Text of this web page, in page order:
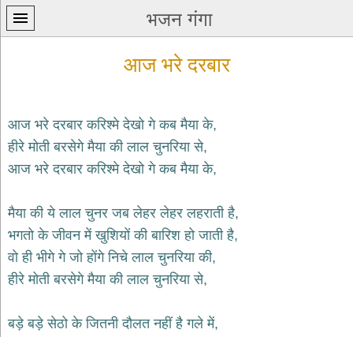
भजन गंगा
प्रथम
पन्ना
कृष्ण
भजन
krishna
bhajans
शिव
bhajans
आज भरे दरबार
आज भरे दरबार करिश्मे देखो गे कब मैया के,
हीरे मोती बरसेगे मैया की लाल चुनरिया से,
आज भरे दरबार करिश्मे देखो गे कब मैया के,
मैया की ये लाल चुनर जब लेहर लेहर लहराती है,
भगतो के जीवन में खुशियों की बारिश हो जाती है,
वो ही भीगे गे जो होंगे निचे लाल चुनरिया की,
हीरे मोती बरसेगे मैया की लाल चुनरिया से,
बड़े बड़े सेठो के जितनी दौलत नहीं है गले में,